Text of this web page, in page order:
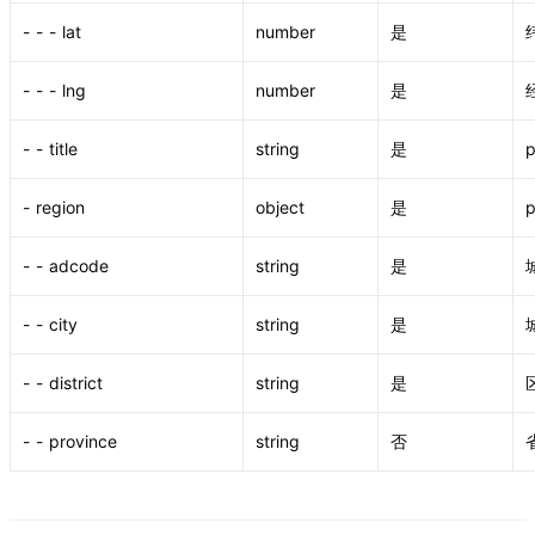
- - - lat number 是
- - - lng number 是
- - title string 是
- region object 是
- - adcode string 是
- - city string 是
- - district string 是
- - province string 否